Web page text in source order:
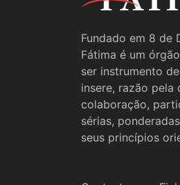
Fundado em 8 de
Fátima é um
ser instrumento
insere, razão
colaboração,
sérias,
seus princípios